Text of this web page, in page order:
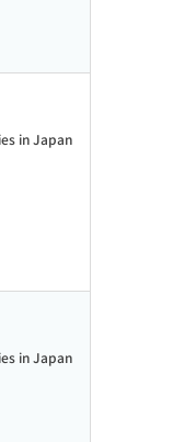
in Japan
in Japan